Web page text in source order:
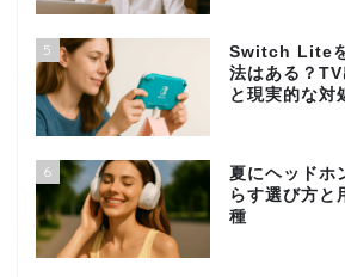
5
Switch Lite
法はある？
と現実的な対
6
夏にヘッドホ
らす選び方と
種